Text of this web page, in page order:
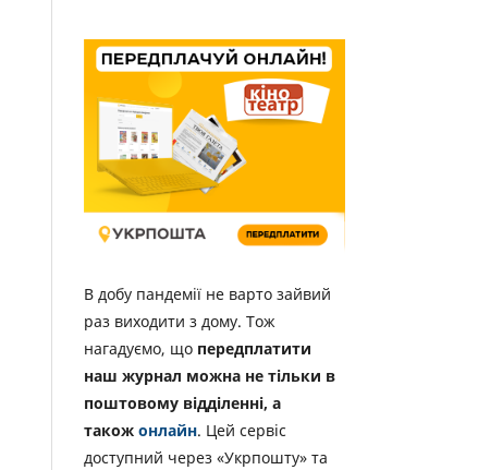
В добу пандемії не варто зайвий
раз виходити з дому. Тож
нагадуємо, що передплатити
наш журнал можна не тільки в
поштовому відділенні, а
також онлайн. Цей сервіс
доступний через «Укрпошту» та